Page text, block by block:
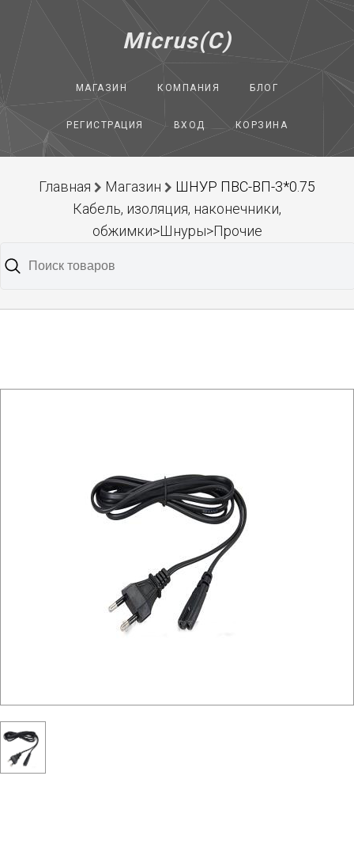
Micrus(C)
МАГАЗИН КОМПАНИЯ БЛОГ
РЕГИСТРАЦИЯ ВХОД КОРЗИНА
Главная Магазин
ШНУР ПВС-ВП-3*0.75
Кабель, изоляция, наконечники,
обжимки>Шнуры>Прочие